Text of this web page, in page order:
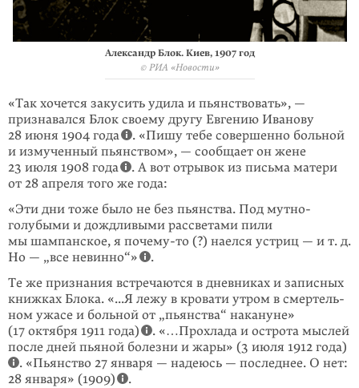
Александр Блок. Киев, 1907 год
© РИА «Новости»
«Так хочется закусить удила и пьянствовать», —
признавался Блок своему другу Евгению Иванову
28 июня 1904 года
. «Пишу тебе совершенно больной
и измученный пьянством», — сообщает он жене
23 июля 1908 года
. А вот отрывок из письма матери
от 28 апреля того же года:
«Эти дни тоже было не без пьянства. Под мутно-
голубыми и дожд­ливыми рассветами пили
мы шампанское, я почему-то (?) наелся устриц — и т. д.
Но — „все невинно“»
.
Те же признания встречаются в дневниках и записных
книжках Блока. «...Я лежу в кровати утром в смертель­
ном ужасе и больной от „пьянства“ накануне»
(17 октября 1911 года)
. «…Прохлада и острота мыслей
после дней пьяной болезни и жары» (3 июля 1912 года)
. «Пьянство 27 января — надеюсь — последнее. О нет:
28 января» (1909)
.